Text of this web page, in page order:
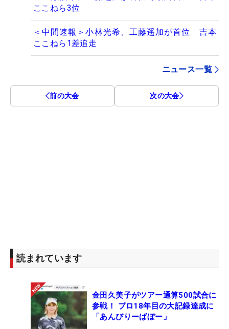
ここねら3位
＜中間速報＞小林光希、工藤遥加が首位 吉本
ここねら1差追走
ニュース一覧
前の大会 次の大会
読まれています
金田久美子がツアー通算500試合に
参戦！ プロ18年目の大記録達成に
「あんびりーばぼー」